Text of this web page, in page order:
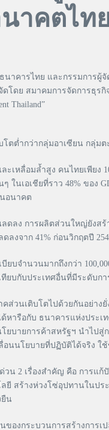
าคตไท
ารไทย และกรรมการผู้จัดก
จัดโดย สมาคมการจัดกา
Thailand”
โตต่ำกว่ากลุ่มอาเซียน กลุ่
ละเหลื่อมล้ำสูง คนไทยเพีย
ในเอเชียที่ราว 48% ของ
อนาคต
ลง การผลิตส่วนใหญ่ยังสร้
ดลงจาก 41% ก่อนวิกฤตปี
ยบจำนวนมากถึงกว่า
บกับประเทศอื่นที่มีระดับก
คส่วนเติบโตไปด้วยกันอย่า
หารือกับ ธนาคารแห่งประ
บายการค้าสหรัฐฯ นำไปสู่ก
นนโยบายที่ปฏิบัติได้จริง ใช้
วน 2 เรื่องสำคัญ คือ การ
ยี สร้างห่วงโซ่อุปทานในป
ยืน
นของกระบวนการสร้างกา